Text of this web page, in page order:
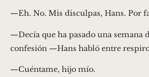
—Eh. No. Mis disculpas, Hans. Por
—Decía que ha pasado una semana
confesión —Hans habló entre
—Cuéntame, hijo mío.